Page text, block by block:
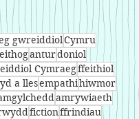
gwreiddiolCymru
anturdoniol
Cymraegffeithiol
a llesempathihiwmor
amrywiaeth
fictionffrindiau